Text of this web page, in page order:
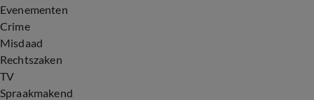
Evenementen
Crime
Misdaad
Rechtszaken
TV
Spraakmakend